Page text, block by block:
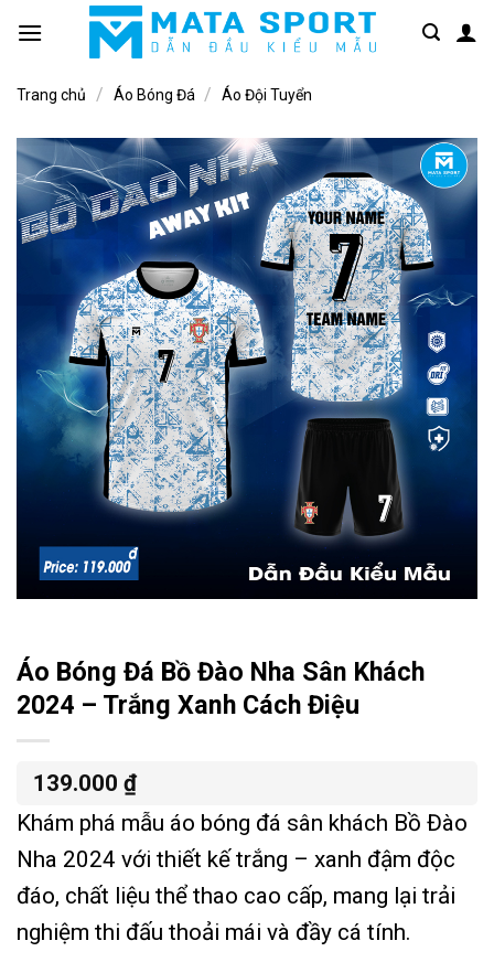
qua
dungTrang chủ / Áo Bóng Đá / Áo Đội Tuyển
Áo Bóng Đá Bồ Đào Nha Sân Khách
2024 – Trắng Xanh Cách Điệu
139.000 ₫
Khám phá mẫu áo bóng đá sân khách Bồ Đào
Nha 2024 với thiết kế trắng – xanh đậm độc
đáo, chất liệu thể thao cao cấp, mang lại trải
nghiệm thi đấu thoải mái và đầy cá tính.